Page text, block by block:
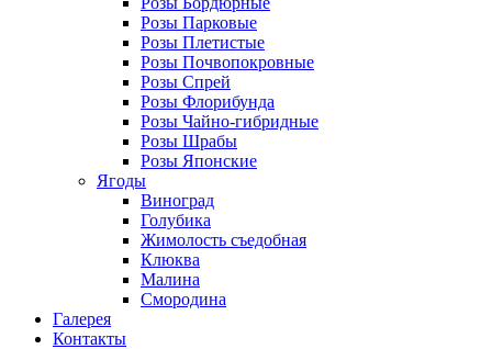
Розы Парковые
Розы Плетистые
Розы Почвопокровные
Розы Спрей
Розы Флорибунда
Розы Чайно-гибридные
Розы Шрабы
Розы Японские
Ягоды
Виноград
Голубика
Жимолость съедобная
Клюква
Малина
Смородина
Галерея
Контакты